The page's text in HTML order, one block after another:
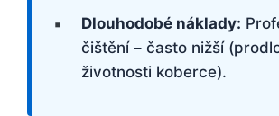
Dlouhodobé náklady:
čištění – často nižší
životnosti koberce).